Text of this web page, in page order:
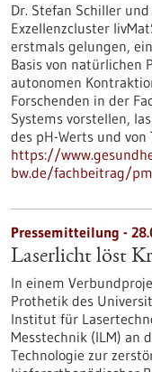
Dr. Stefan Schiller
Exzellenzcluster
erstmals gelungen,
Basis von natürlichen
autonomen
Forschenden in der
Systems vorstellen,
des pH-Werts und
https://
bw.de/fachbeitrag/
Pressemitteilung -
Laserlicht löst
In einem
Prothetik des
Institut für
Messtechnik (ILM) an
Technologie zur